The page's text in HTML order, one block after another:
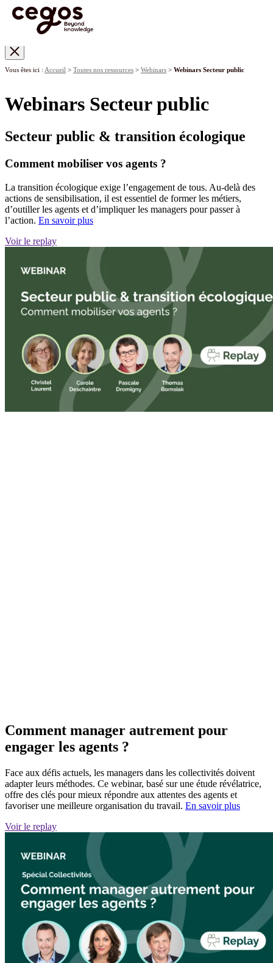
Vous êtes ici : Accueil > Toutes nos ressources > Webinars > Webinars Secteur public
Webinars Secteur public
Secteur public & transition écologique
Comment mobiliser vos agents ?
La transition écologique exige l’engagement de tous. Au-delà des
actions de sensibilisation, il est essentiel de former les métiers,
d’outiller les agents et d’impliquer les managers pour passer à
l’action. En savoir plus
Voir le replay
Comment manager autrement pour
engager les agents ?
Face aux défis actuels, les managers dans les collectivités doivent
adapter leurs méthodes. Ce webinar, basé sur une étude révélatrice,
offre des clés pour mieux répondre aux attentes des agents et
favoriser une meilleure organisation du travail. En savoir plus
Voir le replay